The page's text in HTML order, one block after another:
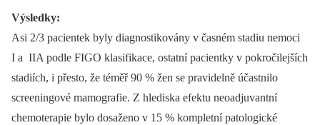
Výsledky:
Asi 2/3 pacientek byly diagnostikovány v časném stadiu nemoci
I a IIA podle FIGO klasifikace, ostatní pacientky v pokročilejších
stadiích, i přesto, že téměř 90 % žen se pravidelně účastnilo
screeningové mamografie. Z hlediska efektu neoadjuvantní
chemoterapie bylo dosaženo v 15 % kompletní patologické